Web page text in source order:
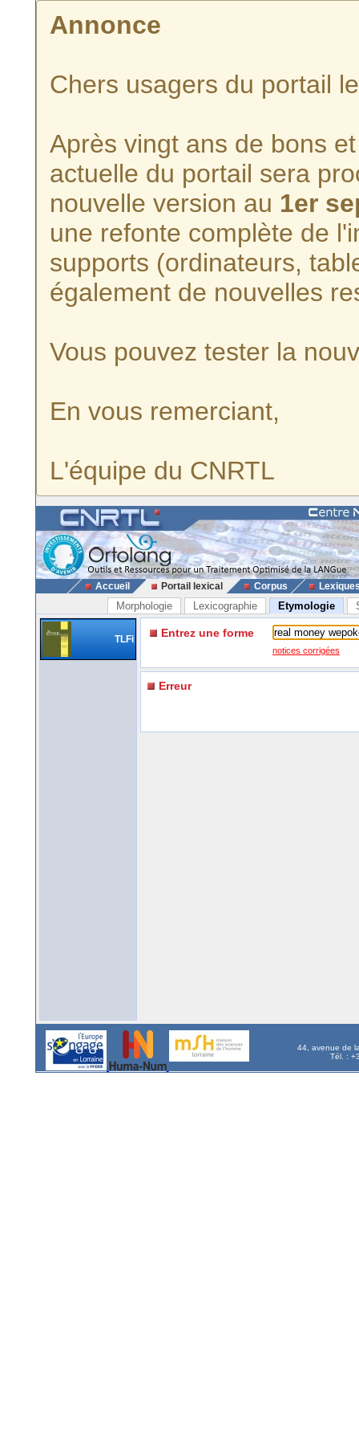
Annonce
Chers usagers du portail
Après vingt ans de bons
actuelle du portail sera
nouvelle version au 1er
une refonte complète de
supports (ordinateurs,
également de nouvelles
Vous pouvez tester la
En vous remerciant,
L'équipe du CNRTL
Accueil Portail lexical Corpus
Morphologie Lexicographie Etymologie
TLFi Entrez une forme
notices corrigées
Erreur
44, avenue de
Tél. :